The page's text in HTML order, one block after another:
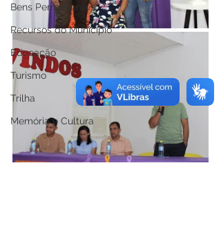
Bens Permanentes
Recursos do Município
Educação
Turismo
Trilha
Memória e Cultura